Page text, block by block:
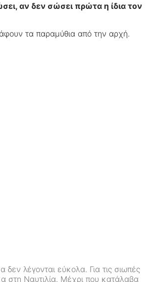
αν δεν σώσει πρώτα η ίδια τον
τα παραμύθια από την αρχή.
λέγονται εύκολα. Για τις σιωπές
στη Ναυτιλία. Μέχρι που κατάλαβα